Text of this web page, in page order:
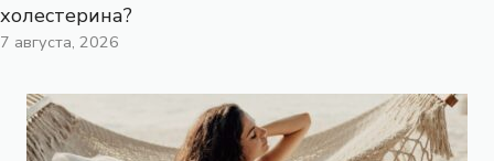
холестерина?
7 августа, 2026